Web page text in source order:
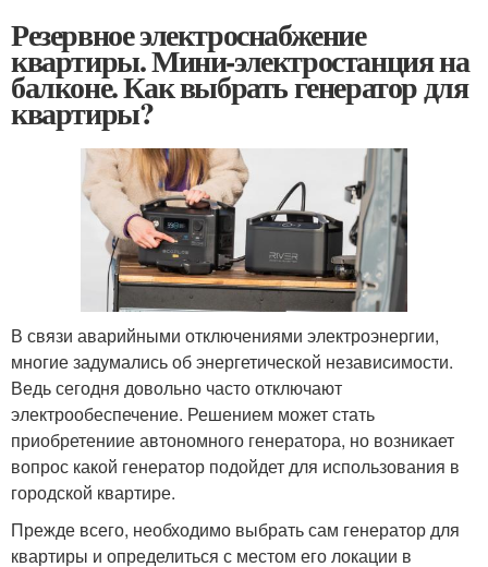
Резервное электроснабжение
квартиры. Мини-электростанция на
балконе. Как выбрать генератор для
квартиры?
В связи аварийными отключениями электроэнергии,
многие задумались об энергетической независимости.
Ведь сегодня довольно часто отключают
электрообеспечение. Решением может стать
приобретениие автономного генератора, но возникает
вопрос какой генератор подойдет для использования в
городской квартире.
Прежде всего, необходимо выбрать сам генератор для
квартиры и определиться с местом его локации в